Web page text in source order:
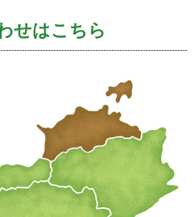
せはこちら